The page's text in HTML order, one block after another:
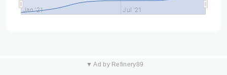
Jan '21 Jul '21
▼ Ad by Refinery89